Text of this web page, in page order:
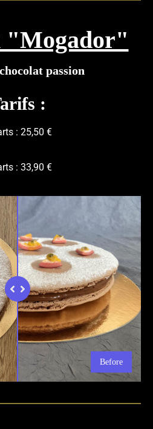
"Mogador"
passion
:
: 25,50 €
: 33,90 €
Before